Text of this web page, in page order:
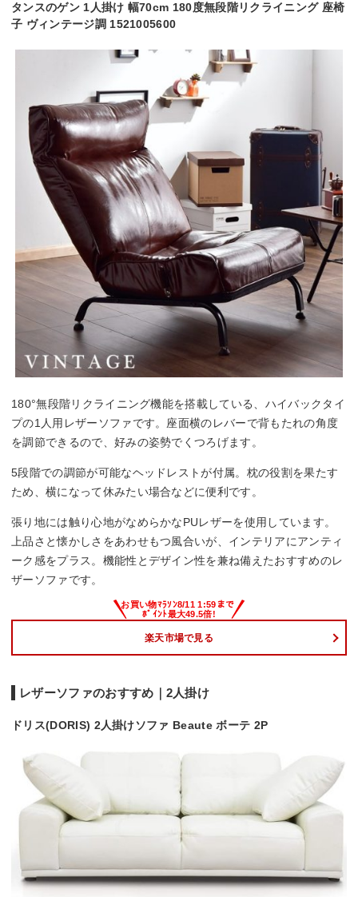
タンスのゲン 1人掛け 幅70cm 180度無段階リクライニング 座椅
子 ヴィンテージ調 1521005600
180°無段階リクライニング機能を搭載している、ハイバックタイ
プの1人用レザーソファです。座面横のレバーで背もたれの角度
を調節できるので、好みの姿勢でくつろげます。
5段階での調節が可能なヘッドレストが付属。枕の役割を果たす
ため、横になって休みたい場合などに便利です。
張り地には触り心地がなめらかなPUレザーを使用しています。
上品さと懐かしさをあわせもつ風合いが、インテリアにアンティ
ーク感をプラス。機能性とデザイン性を兼ね備えたおすすめのレ
ザーソファです。
楽天市場で見る
レザーソファのおすすめ｜2人掛け
ドリス(DORIS) 2人掛けソファ Beaute ボーテ 2P